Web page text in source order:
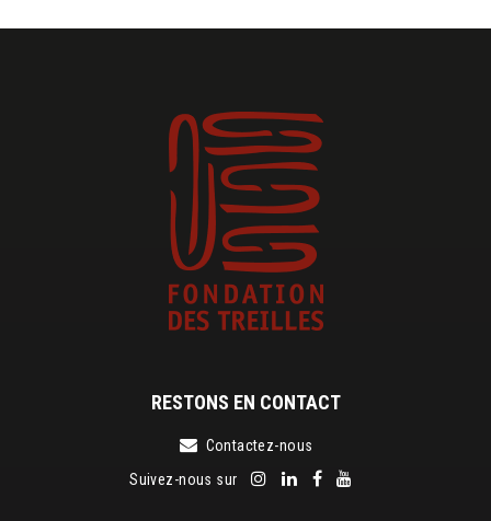
RESTONS EN CONTACT
Contactez-nous
Suivez-nous sur